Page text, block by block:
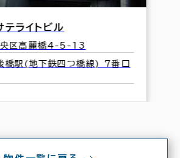
テライトビル
央区高麗橋4-5-13
橋駅(地下鉄四つ橋線) 7番口